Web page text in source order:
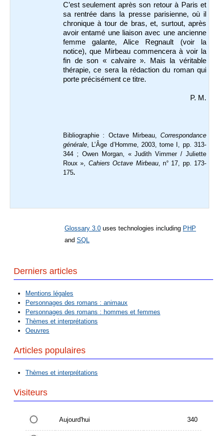
C’est seulement après son retour à Paris et
sa rentrée dans la presse parisienne, où il
chronique à tour de bras, et, surtout, après
avoir entamé une liaison avec une ancienne
femme galante, Alice Regnault (voir la
notice), que Mirbeau commencera à voir la
fin de son « calvaire ». Mais la véritable
thérapie, ce sera la rédaction du roman qui
porte précisément ce titre.
P. M.
Bibliographie : Octave Mirbeau, Correspondance
générale, L’Âge d’Homme, 2003, tome I, pp. 313-
344 ; Owen Morgan, « Judith Vimmer / Juliette
Roux », Cahiers Octave Mirbeau, n° 17, pp. 173-
175.
Glossary 3.0 uses technologies including PHP
and SQL
Derniers articles
Mentions légales
Personnages des romans : animaux
Personnages des romans : hommes et femmes
Thèmes et interprétations
Oeuvres
Articles populaires
Thèmes et interprétations
Visiteurs
Aujourd'hui 340